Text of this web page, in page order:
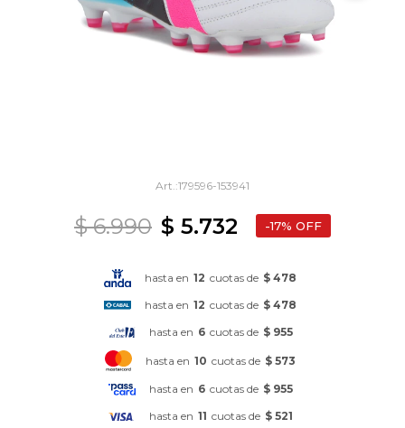
179596-153941
$ 5.732
$ 6.990 17
hasta en 12 cuotas de $ 478
hasta en 12 cuotas de $ 478
hasta en 6 cuotas de $ 955
hasta en 10 cuotas de $ 573
hasta en 6 cuotas de $ 955
hasta en 11 cuotas de $ 521